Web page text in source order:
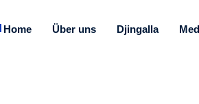
Home Über uns Djingalla